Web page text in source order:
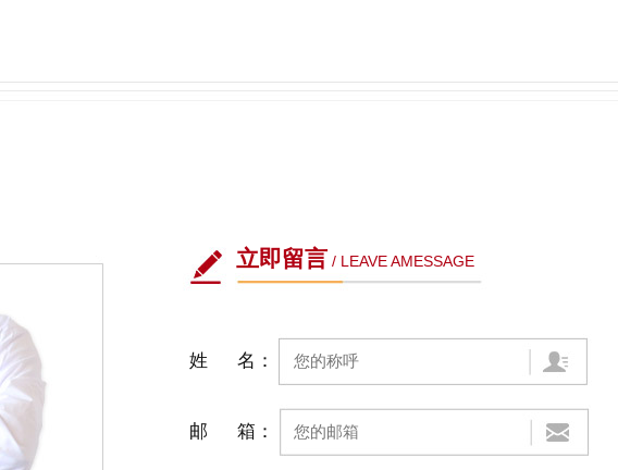
立即留言 / LEAVE AMESSAGE
姓 名：
邮 箱：